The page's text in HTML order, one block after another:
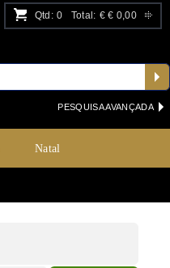
Qtd: 0 Total: €€ 0,00
PESQUISA AVANÇADA
Natal